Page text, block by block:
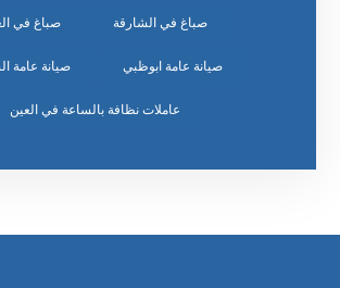
صباغ في الشارقة صباغ في
صيانة عامة ابوظبي صيانة عامة
عاملات نظافة بالساعة في العين